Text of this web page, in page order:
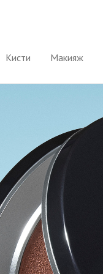
Кисти Макияж